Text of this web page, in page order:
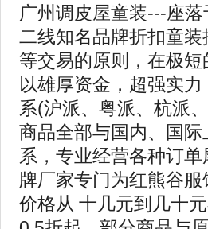
广州调皮屋童装---座
二线知名品牌折扣童
等交易的原则，在极
以雄厚资金，超强实
系(沪派、粤派、杭派
商品全部与国内、国
系，专业经营各种订
牌厂家专门为红熊谷
价格从 十几元到几十